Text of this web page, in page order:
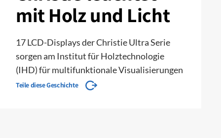
mit Holz und Licht
17 LCD-Displays der Christie Ultra Serie
sorgen am Institut für Holztechnologie
(IHD) für multifunktionale Visualisierungen
Teile diese Geschichte